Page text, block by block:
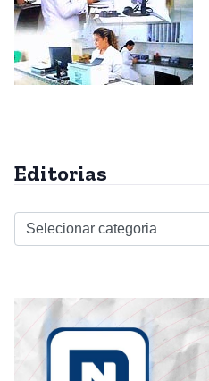
Editorias